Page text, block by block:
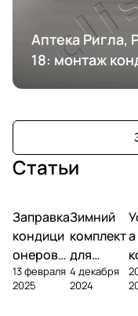
Аптека Ригла,
18: монтаж
Статьи
Заправка
кондици
онеров
фреоном
13 февраля
2025
Зимний
комплект
для
кондици
онера
4 декабря
2024
а